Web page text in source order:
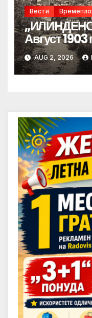
Вести
Август 1903
AUG 2, 2026